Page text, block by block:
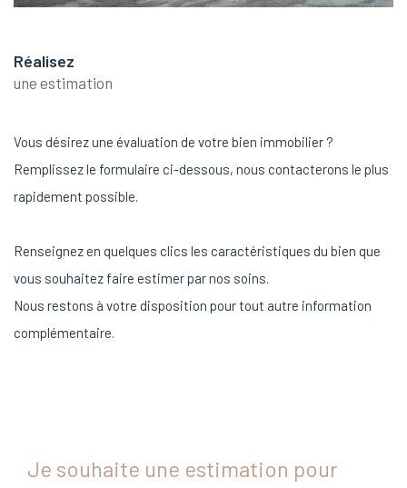
Réalisez
une estimation
Vous désirez une évaluation de votre bien immobilier ?
Remplissez le formulaire ci-dessous, nous contacterons le plus
rapidement possible.
Renseignez en quelques clics les caractéristiques du bien que
vous souhaitez faire estimer par nos soins.
Nous restons à votre disposition pour tout autre information
complémentaire.
Je souhaite une estimation pour